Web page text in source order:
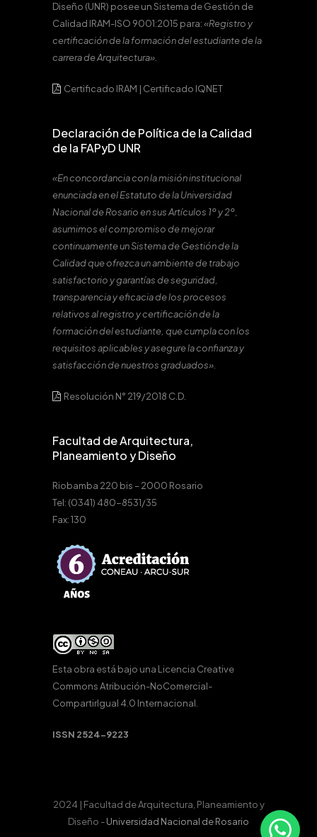
Diseño (UNR) posee un Sistema de Gestión de
Calidad IRAM-ISO 9001:2015 para:«Registro y
certificación de la formación del estudiante de la
carrera de Arquitectura».
Certificado IRAM | Certificado IQNET
Declaración de Política de la Calidad
de la FAPyD UNR
«En concordancia con la misión institucional
enunciada en el Estatuto de la Universidad
Nacional de Rosario en sus Artículos 1º y 2º,
asumimos el compromiso de mejorar
continuamente un Sistema de Gestión de la
Calidad que ofrezca un ambiente de trabajo
satisfactorio y garantías de seguridad,
transparencia y eficacia de los procesos
relativos al registro y certificación de la
formación del estudiante, que cumpla con los
requisitos aplicables y asegure la confianza y
satisfacción de nuestros graduados».
Resolución N° 219/2018 C.D.
Facultad de Arquitectura,
Planeamiento y Diseño
Riobamba 220 bis – 2000 Rosario
Tel: (0341) 480-8531/35
Fax: 130
Esta obra está bajo una Licencia Creative
Commons Atribución-NoComercial-
CompartirIgual 4.0 Internacional.
ISSN 2524-9223
2024 | Facultad de Arquitectura, Planeamiento y
Diseño -Universidad Nacional de Rosario